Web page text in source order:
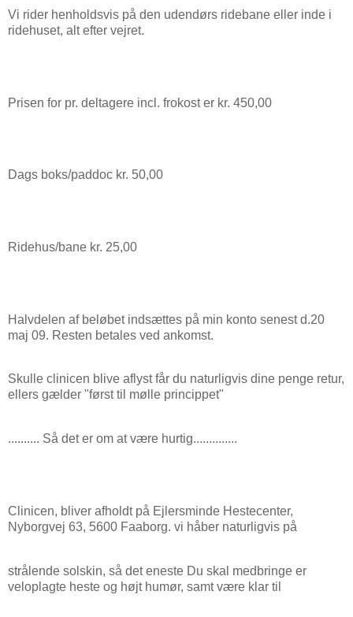
Vi rider henholdsvis på den udendørs ridebane eller inde i
ridehuset, alt efter vejret.
Prisen for pr. deltagere incl. frokost er kr. 450,00
Dags boks/paddoc kr. 50,00
Ridehus/bane kr. 25,00
Halvdelen af beløbet indsættes på min konto senest d.20
maj 09. Resten betales ved ankomst.
Skulle clinicen blive aflyst får du naturligvis dine penge retur,
ellers gælder "først til mølle princippet"
.......... Så det er om at være hurtig..............
Clinicen, bliver afholdt på Ejlersminde Hestecenter,
Nyborgvej 63, 5600 Faaborg. vi håber naturligvis på
strålende solskin, så det eneste Du skal medbringe er
veloplagte heste og højt humør, samt være klar til